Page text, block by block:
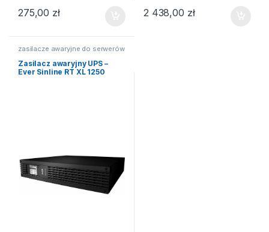
275,00 zł 2 438,00 zł
zasilacze awaryjne do serwerów
Zasilacz awaryjny UPS –
Ever Sinline RT XL 1250